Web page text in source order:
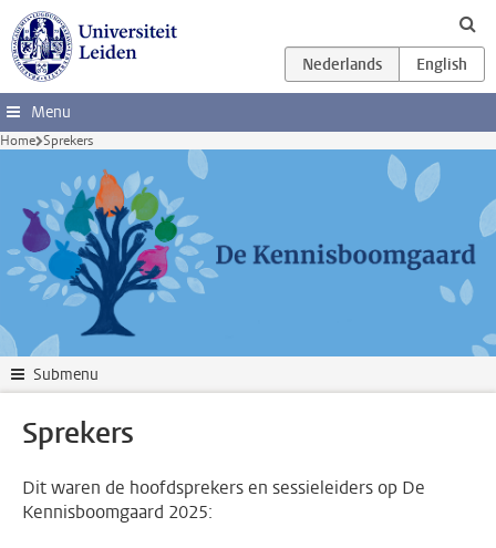
???base.layout.gotomaincontent???
Menu
Home Sprekers
Submenu
Sprekers
Dit waren de hoofdsprekers en sessieleiders op De
Kennisboomgaard 2025: